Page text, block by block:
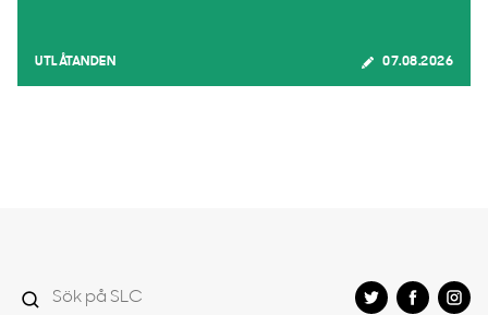
UTLÅTANDEN 07.08.2026